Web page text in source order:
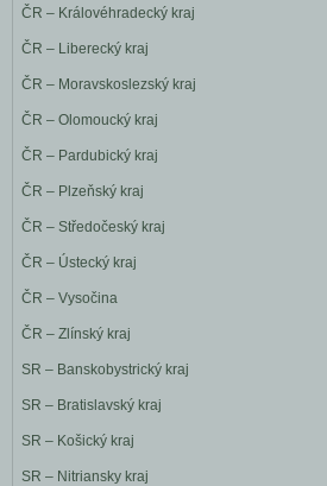
ČR – Královéhradecký kraj
ČR – Liberecký kraj
ČR – Moravskoslezský kraj
ČR – Olomoucký kraj
ČR – Pardubický kraj
ČR – Plzeňský kraj
ČR – Středočeský kraj
ČR – Ústecký kraj
ČR – Vysočina
ČR – Zlínský kraj
SR – Banskobystrický kraj
SR – Bratislavský kraj
SR – Košický kraj
SR – Nitriansky kraj